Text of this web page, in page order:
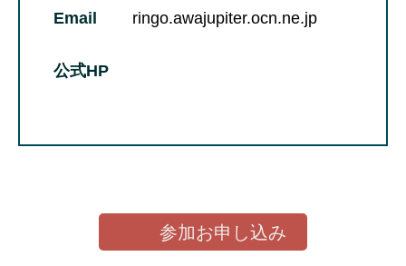
Email ringo.awajupiter.ocn.ne.jp
公式HP
参加お申し込み